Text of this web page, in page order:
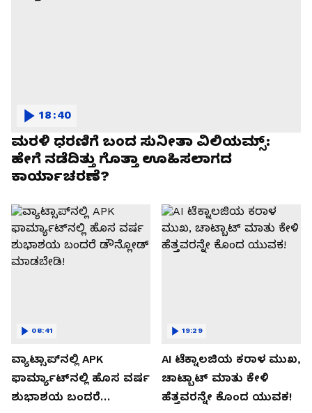
ಮರಳಿ ಧರಣಿಗೆ ಬಂದ ಸುನೀತಾ ವಿಲಿಯಮ್ಸ್:
ಹೇಗೆ ನಡೆದಿತ್ತು ಗೊತ್ತಾ ಊಹಿಸಲಾಗದ
ಕಾರ್ಯಾಚರಣೆ?
18:40
ವ್ಯಾಟ್ಸಾಪ್‌ನಲ್ಲಿ APK
ಫಾರ್ಮ್ಯಾಟ್‌ನಲ್ಲಿ ಹೊಸ ವರ್ಷ
ಶುಭಾಶಯ ಬಂದರೆ
08:41
AI ಟೆಕ್ನಾಲಜಿಯ ಕರಾಳ ಮುಖ,
ಚಾಟ್ಬಾಟ್ ಮಾತು ಕೇಳಿ
ಹೆತ್ತವರನ್ನೇ ಕೊಂದ ಯುವಕ!
19:29